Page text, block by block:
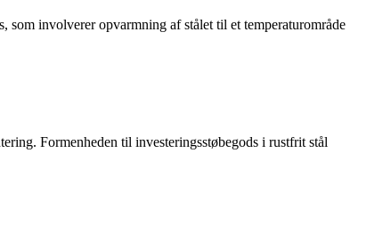
involverer opvarmning af stålet til et temperaturområde
Formenheden til investeringsstøbegods i rustfrit stål